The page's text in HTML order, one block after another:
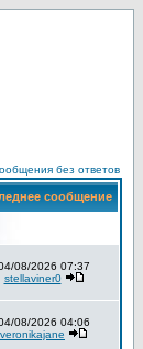
без ответов
сообщение
08/2026 07:37
stellaviner0
08/2026 04:06
veronikajane